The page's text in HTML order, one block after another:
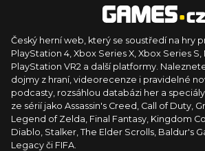
Český herní web, který se soustředí na hry
PlayStation 4, Xbox Series X, Xbox Series
PlayStation VR2 a další platformy.
dojmy z hraní, videorecenze i pravidelné
podcasty, rozsáhlou databázi her a
ze sérií jako Assassin's Creed, Call of Duty,
Legend of Zelda, Final Fantasy, Kingdom
Diablo, Stalker, The Elder Scrolls, Baldur's
Legacy či FIFA.